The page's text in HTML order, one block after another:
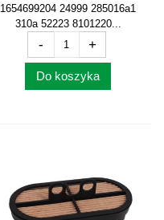
1654699204 24999 285016a1
310a 52223 8101220...
- +
Do koszyka